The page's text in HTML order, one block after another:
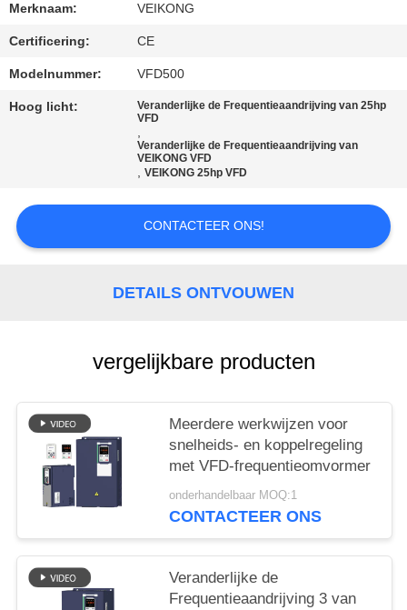
Merknaam: VEIKONG
Certificering: CE
Modelnummer: VFD500
Hoog licht:
Veranderlijke de Frequentieaandrijving van 25hp
VFD
,
Veranderlijke de Frequentieaandrijving van
VEIKONG VFD
,VEIKONG 25hp VFD
CONTACTEER ONS!
DETAILS ONTVOUWEN
vergelijkbare producten
Meerdere werkwijzen voor
snelheids- en koppelregeling
met VFD-frequentieomvormer
onderhandelbaar MOQ:1
CONTACTEER ONS
Veranderlijke de
Frequentieaandrijving 3 van